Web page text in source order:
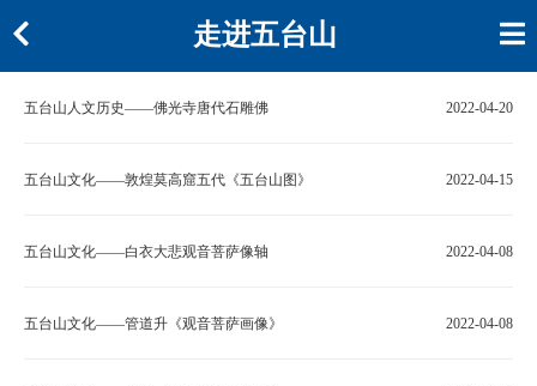
走进五台山
五台山人文历史——佛光寺唐代石雕佛 2022-04-20
五台山文化——敦煌莫高窟五代《五台山图》 2022-04-15
五台山文化——白衣大悲观音菩萨像轴 2022-04-08
五台山文化——管道升《观音菩萨画像》 2022-04-08